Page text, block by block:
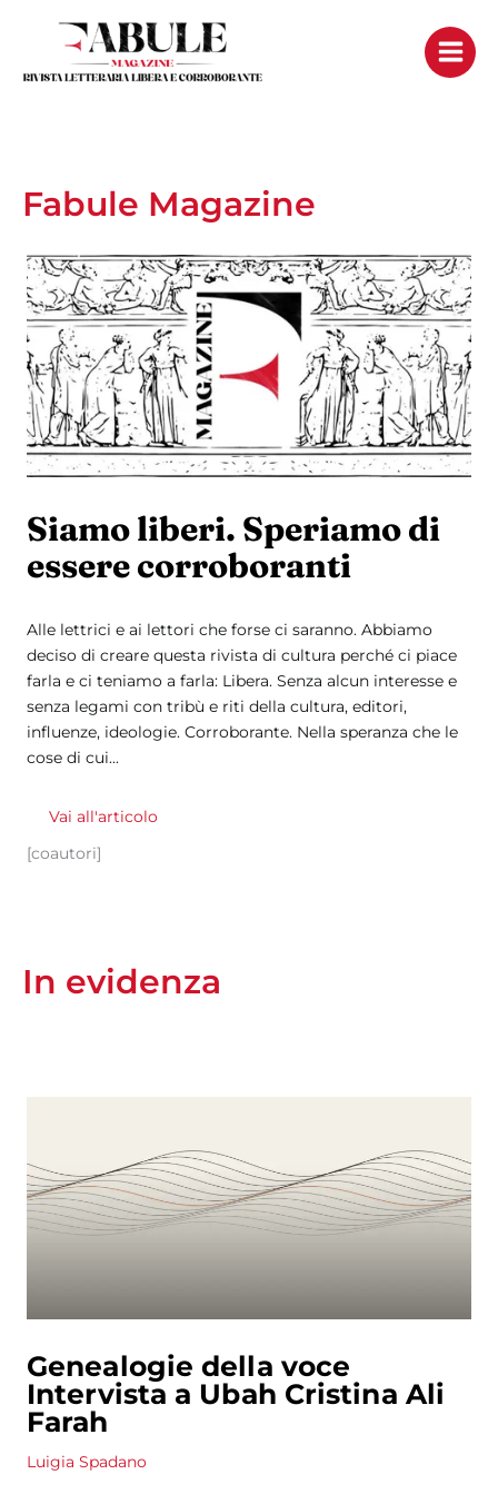
contenuto
Fabule Magazine
Siamo liberi. Speriamo di
essere corroboranti
Alle lettrici e ai lettori che forse ci saranno. Abbiamo
deciso di creare questa rivista di cultura perché ci piace
farla e ci teniamo a farla: Libera. Senza alcun interesse e
senza legami con tribù e riti della cultura, editori,
influenze, ideologie. Corroborante. Nella speranza che le
cose di cui...
Vai all'articolo
[coautori]
In evidenza
Genealogie della voce
Intervista a Ubah Cristina Ali
Farah
Luigia Spadano